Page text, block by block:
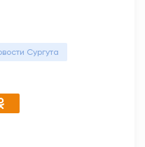
Сургута